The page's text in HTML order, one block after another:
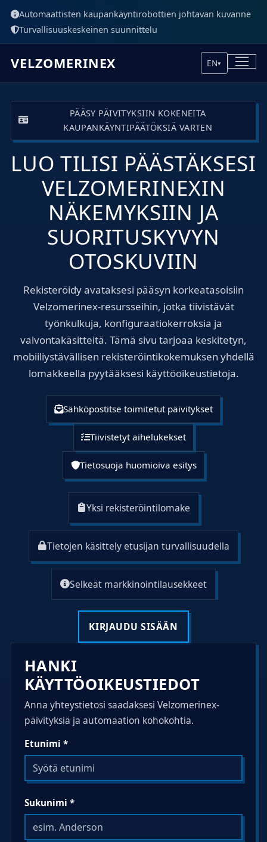
Automaattisten kaupankäyntirobottien johtavan kuvanne
Turvallisuuskeskeinen suunnittelu
VELZOMERINEX EN▾
PÄÄSY PÄIVITYKSIIN KOKENEITA
KAUPANKÄYNTIPÄÄTÖKSIÄ VARTEN
LUO TILISI PÄÄSTÄKSESI
VELZOMERINEXIN
NÄKEMYKSIIN JA
SUORITUSKYVYN
OTOSKUVIIN
Rekisteröidy avataksesi pääsyn korkeatasoisiin
Velzomerinex-resursseihin, jotka tiivistävät
työnkulkuja, konfiguraatiokerroksia ja
valvontakäsitteitä. Tämä sivu tarjoaa keskitetyn,
mobiiliystävällisen rekisteröintikokemuksen yhdellä
lomakkeella pyytääksesi käyttöoikeustietoja.
Sähköpostitse toimitetut päivitykset
Tiivistetyt aihelukekset
Tietosuoja huomioiva esitys
Yksi rekisteröintilomake
Tietojen käsittely etusijan turvallisuudella
Selkeät markkinointilausekkeet
KIRJAUDU SISÄÄN
HANKI
KÄYTTÖOIKEUSTIEDOT
Anna yhteystietosi saadaksesi Velzomerinex-
päivityksiä ja automaation kohokohtia.
Etunimi *
Sukunimi *